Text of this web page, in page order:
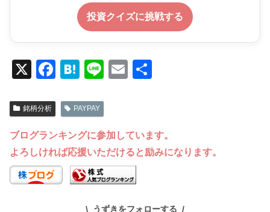
投資クイズに挑戦する
X
F
c
e
b
o
o
H
e
n
a
Li
E
銘柄分析 PAYPAY
ブログランキングに参加しています。
よろしければ応援いただけると励みになります。
うずきをフォローする